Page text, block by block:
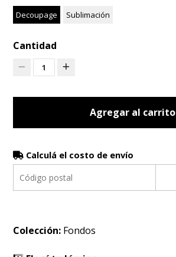
Decoupage Sublimación
Cantidad
1
Agregar al carrito
Calculá el costo de envío
Colección: Fondos